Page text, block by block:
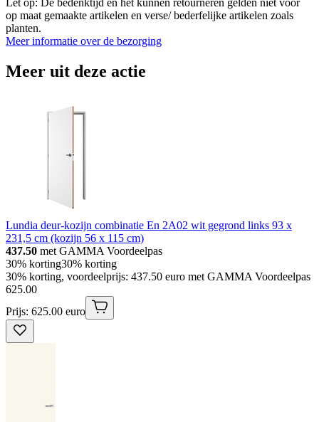
Let op: De bedenktijd en het kunnen retourneren gelden niet voor
op maat gemaakte artikelen en verse/ bederfelijke artikelen zoals
planten.
Meer informatie over de bezorging
Meer uit deze actie
Lundia deur-kozijn combinatie En 2A02 wit gegrond links 93 x
231,5 cm (kozijn 56 x 115 cm)
437.50 met GAMMA Voordeelpas
30% korting30% korting
30% korting, voordeelprijs: 437.50 euro met GAMMA Voordeelpas
625.00
Prijs: 625.00 euro